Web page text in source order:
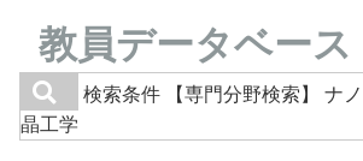
教員データベース
検索条件
【専門分野検索】 ナ
晶工学